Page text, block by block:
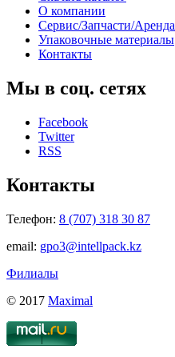
О компании
Сервис/Запчасти/Аренда
Упаковочные материалы
Контакты
Мы в соц. сетях
Facebook
Twitter
RSS
Контакты
Телефон: 8 (707) 318 30 87
email: gpo3@intellpack.kz
Филиалы
© 2017 Maximal